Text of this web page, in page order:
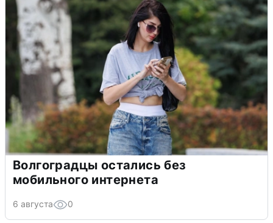
Волгоградцы остались без
мобильного интернета
6 августа 0